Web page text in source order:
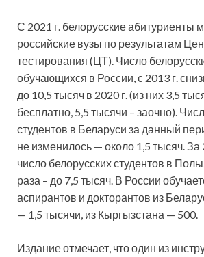
С 2021 г. белорусские абитуриенты
российские вузы по результатам
тестирования (ЦТ). Число
обучающихся в России, с 2013 г.
до 10,5 тысяч в 2020 г. (из них 3,5
бесплатно, 5,5 тысячи – заочно).
студентов в Беларуси за данный
не изменилось — около 1,5 тысяч. За
число белорусских студентов в
раза – до 7,5 тысяч. В России
аспирантов и докторантов из
— 1,5 тысячи, из Кыргызстана — 500.
Издание отмечает, что один из